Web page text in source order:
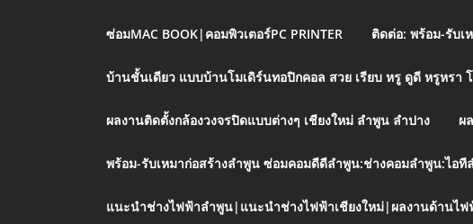
ซ่อมMAC BOOK|คอมพิวเตอร์PC PRINTER ติดต่อ: พร้อม-รับเ
บ้านชั้นเดียว แบบบ้านโมเดิร์นทอปิกคอล สวย เรียบ หรู ดูดี หรูหรา
ผลงานติดตั้งกล้องวงจรปิดแบบต่างๆ เชียงใหม่ ลำพูน ลำปาง ผ
พร้อม-รับเหมาก่อสร้างลำพูน ซ่อมคอมดีดีลำพูน:ช่างคอมลำพูน:ไอ
แนะนำช่างไฟฟ้าลำพูน|แนะนำช่างไฟฟ้าเชียงใหม่|ผลงานด้านไฟ